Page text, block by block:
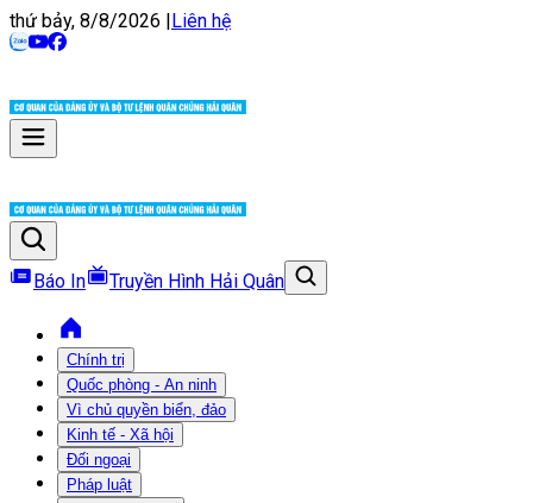
thứ bảy, 8/8/2026 |Liên hệ
Báo In Truyền Hình Hải Quân
Chính trị
Quốc phòng - An ninh
Vì chủ quyền biển, đảo
Kinh tế - Xã hội
Đối ngoại
Pháp luật